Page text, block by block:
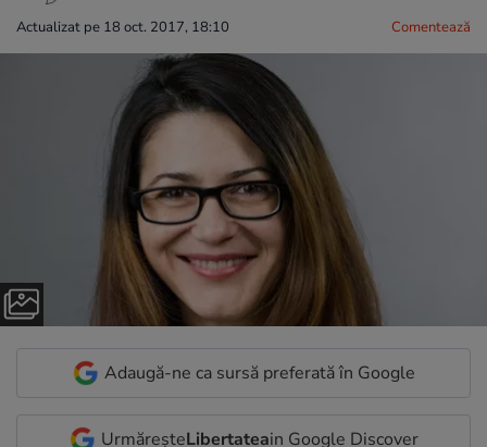
Actualizat pe 18 oct. 2017, 18:10 Comentează
Adaugă-ne ca sursă preferată în Google
UrmăreșteLibertateain Google Discover